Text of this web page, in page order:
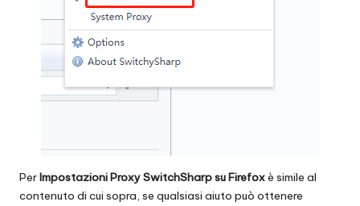
PerImpostazioni Proxy SwitchSharp su Firefoxè simile al
contenuto di cui sopra, se qualsiasi aiuto può ottenere